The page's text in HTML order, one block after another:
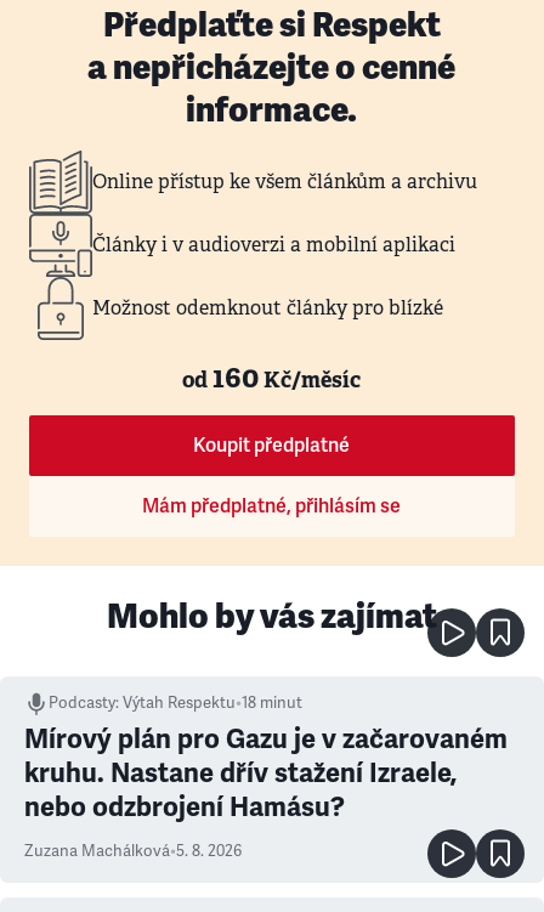
Předplaťte si Respekt
a nepřicházejte o cenné
informace.
Online přístup ke všem článkům a archivu
Články i v audioverzi a mobilní aplikaci
Možnost odemknout články pro blízké
od160Kč/měsíc
Koupit předplatné
Mám předplatné, přihlásím se
Mohlo by vás zajímat
Podcasty:Výtah Respektu•18 minut
Mírový plán pro Gazu je v začarovaném
kruhu. Nastane dřív stažení Izraele,
nebo odzbrojení Hamásu?
Zuzana Machálková•5. 8. 2026